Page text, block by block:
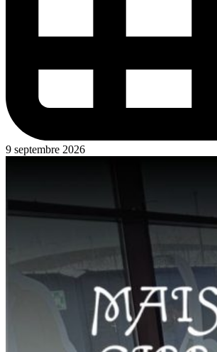
9 septembre 2026